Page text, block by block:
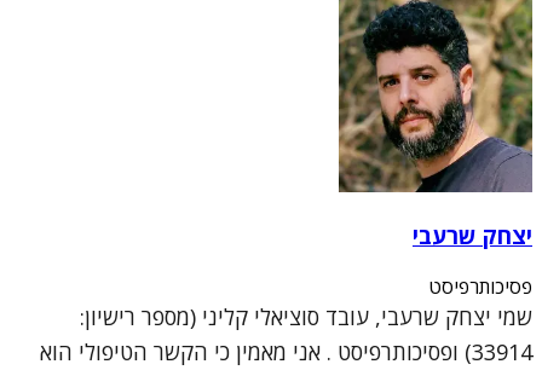
יצחק שרעבי
פסיכותרפיסט
שמי יצחק שרעבי, עובד סוציאלי קליני (מספר רישיון:
33914) ופסיכותרפיסט . אני מאמין כי הקשר הטיפולי הוא